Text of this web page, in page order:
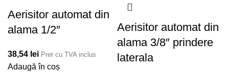
Aerisitor automat din
alama 1/2″
38,54 lei Pret cu TVA inclus
Adaugă în coș
Aerisitor automat din
alama 3/8″ prindere
laterala